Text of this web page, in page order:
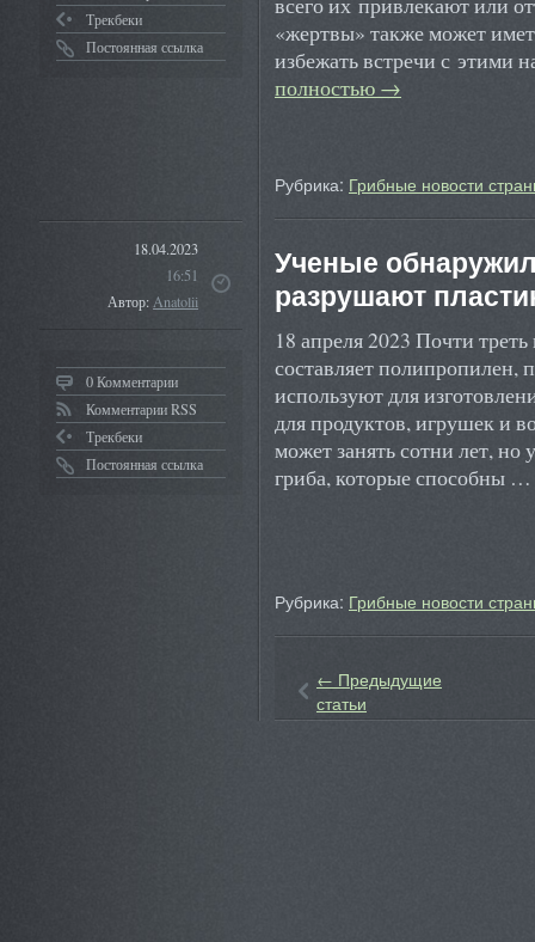
Трекбеки
Постоянная ссылка
«жертвы» также может
избежать встречи с этими
полностью →
Рубрика: Грибные новости
18.04.2023
16:51
Автор:Anatolii
0 Комментарии
Комментарии RSS
Трекбеки
Постоянная ссылка
Ученые
разрушают
18 апреля 2023 Почти
составляет полипропилен,
используют для
для продуктов, игрушек и
может занять сотни лет,
гриба, которые способны …
Рубрика: Грибные новости
← Предыдущие
статьи